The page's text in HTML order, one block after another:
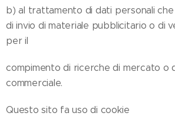
b) al trattamento di dati personali
di invio di materiale pubblicitario o di
per il
compimento di ricerche di mercato o
commerciale.
Questo sito fa uso di cookie